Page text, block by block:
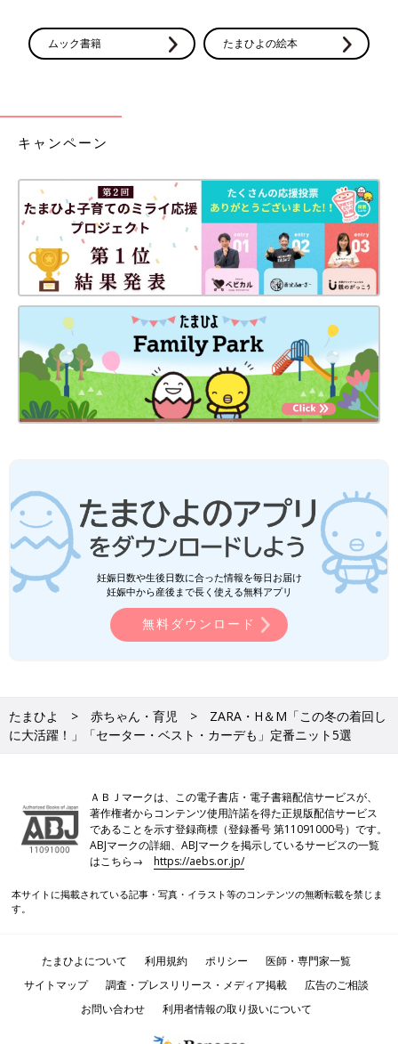
ムック書籍 たまひよの絵本
キャンペーン
妊娠日数や生後日数に合った情報を毎日お届け
妊娠中から産後まで長く使える無料アプリ
無料ダウンロード
たまひよ 赤ちゃん・育児
ZARA・H＆М「この冬の着回し
に大活躍！」「セーター・ベスト・カーデも」定番ニット5選
ＡＢＪマークは、この電子書店・電子書籍配信サービスが、
著作権者からコンテンツ使用許諾を得た正規版配信サービス
であることを示す登録商標（登録番号 第11091000号）です。
ABJマークの詳細、ABJマークを掲示しているサービスの一覧
はこちら→https://aebs.or.jp/
本サイトに掲載されている記事・写真・イラスト等のコンテンツの無断転載を禁じま
す。
たまひよについて 利用規約 ポリシー
医師・専門家一覧
サイトマップ
調査・プレスリリース・メディア掲載
広告のご相談
お問い合わせ
利用者情報の取り扱いについて